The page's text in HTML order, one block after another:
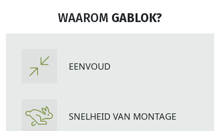
WAAROM GABLOK?
EENVOUD
SNELHEID VAN MONTAGE